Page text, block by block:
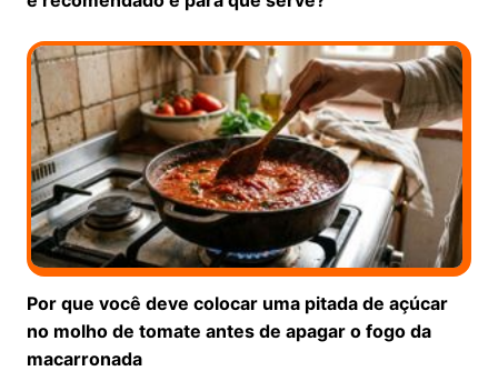
Por que você deve colocar uma pitada de açúcar
no molho de tomate antes de apagar o fogo da
macarronada